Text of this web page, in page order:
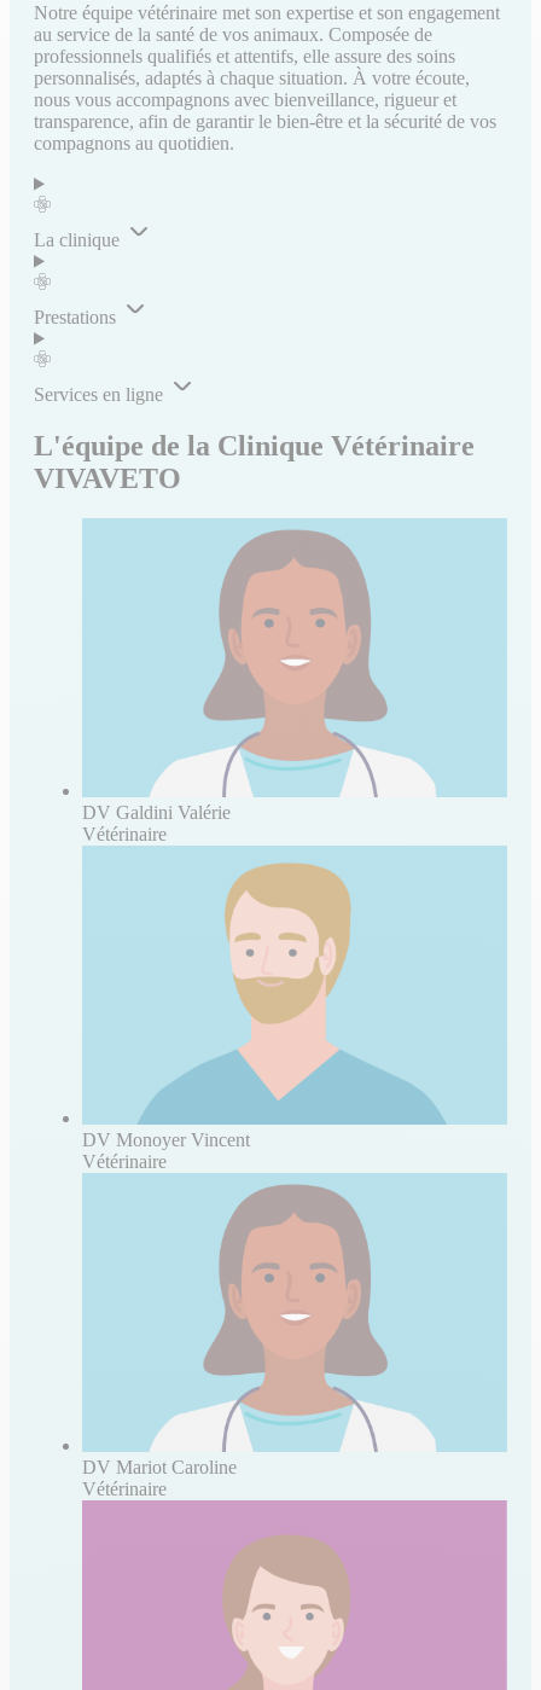
Notre équipe vétérinaire met son expertise et son engagement
au service de la santé de vos animaux. Composée de
professionnels qualifiés et attentifs, elle assure des soins
personnalisés, adaptés à chaque situation. À votre écoute,
nous vous accompagnons avec bienveillance, rigueur et
transparence, afin de garantir le bien-être et la sécurité de vos
compagnons au quotidien.
La clinique
Prestations
Services en ligne
L'équipe de la Clinique Vétérinaire
VIVAVETO
DV Galdini Valérie
Vétérinaire
DV Monoyer Vincent
Vétérinaire
DV Mariot Caroline
Vétérinaire